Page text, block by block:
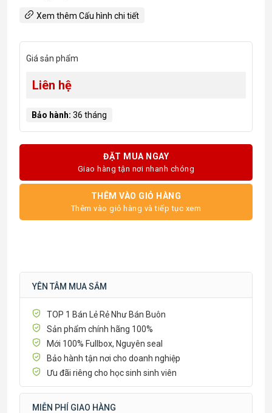
Xem thêm Cấu hình chi tiết
Giá sản phẩm
Liên hệ
Bảo hành:36 tháng
ĐẶT MUA NGAY
Giao hàng tận nơi nhanh chóng
THÊM VÀO GIỎ HÀNG
Thêm vào giỏ hàng và tiếp tục xem
YÊN TÂM MUA SẮM
TOP 1 Bán Lẻ Rẻ Như Bán Buôn
Sản phẩm chính hãng 100%
Mới 100% Fullbox, Nguyên seal
Bảo hành tận nơi cho doanh nghiệp
Ưu đãi riêng cho học sinh sinh viên
MIỄN PHÍ GIAO HÀNG